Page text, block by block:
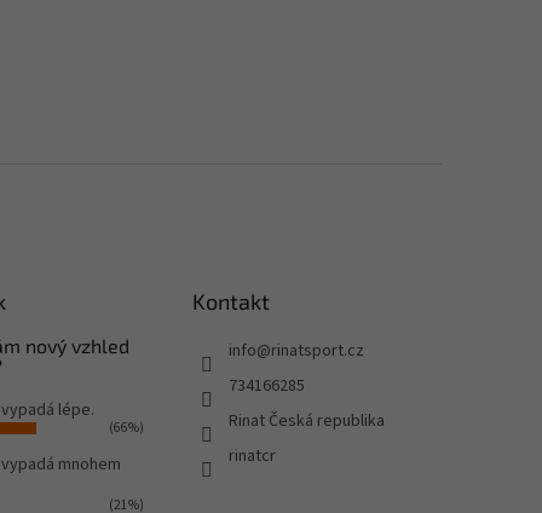
nový vzhled
lépe.
(66%)
mnohem
(21%)
Kontakt
info@rinatsport.cz
734166285
Rinat Česká republika
rinatcr